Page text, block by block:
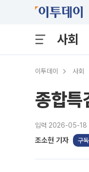
사회
이투데이 사회
종합특
입력 2026-05-18
조소현 기자 구독